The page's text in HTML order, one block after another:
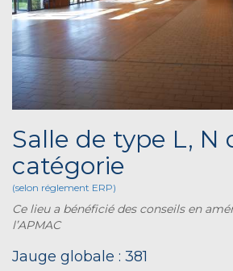
Salle de type L, N
catégorie
(selon réglement ERP)
Ce lieu a bénéficié des conseils en
l’APMAC
Jauge globale : 381